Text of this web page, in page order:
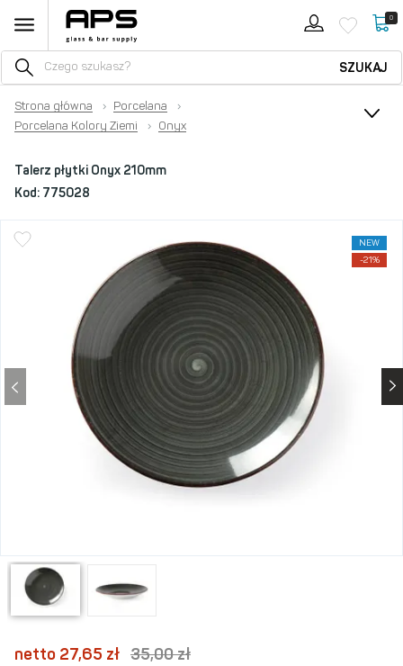
0
SZUKAJ
Strona główna › Porcelana
›
Porcelana Kolory Ziemi
› Onyx
Talerz płytki Onyx 210mm
Kod: 775028
NEW
-21%
netto 27,65 zł 35,00zł